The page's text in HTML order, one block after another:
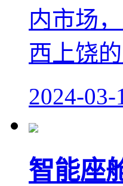
内市场
西上饶
2024-03-
智能座